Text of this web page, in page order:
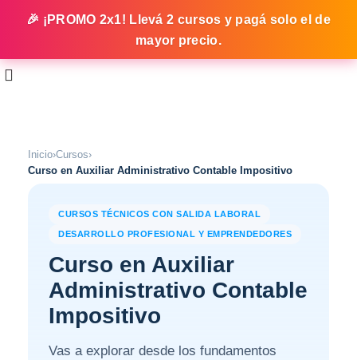
🎉 ¡PROMO 2x1! Llevá 2 cursos y pagá solo el de
mayor precio.
Inicio›Cursos›
Curso en Auxiliar Administrativo Contable Impositivo
CURSOS TÉCNICOS CON SALIDA LABORAL
DESARROLLO PROFESIONAL Y EMPRENDEDORES
Curso en Auxiliar
Administrativo Contable
Impositivo
Vas a explorar desde los fundamentos